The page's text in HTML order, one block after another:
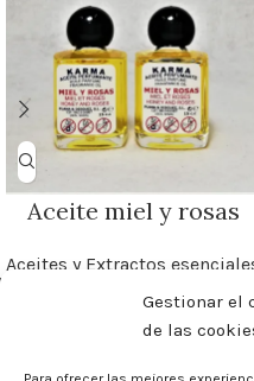
Gestionar el
de las
Aceite miel y rosas
Aceites y Extractos